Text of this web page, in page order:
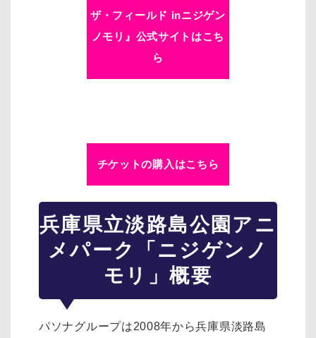
ザ・フィールド inニジゲン
ノモリ』公式サイトはこち
ら
チケットの購入はこちら
兵庫県立淡路島公園アニ
メパーク「ニジゲンノ
モリ」概要
パソナグループは2008年から兵庫県淡路島